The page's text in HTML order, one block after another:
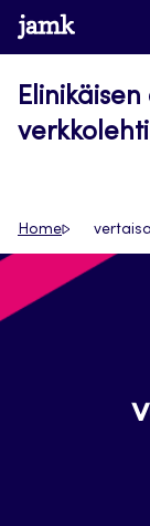
Siirry
suoraan
www.jamk.fi
verkkolehti
Home